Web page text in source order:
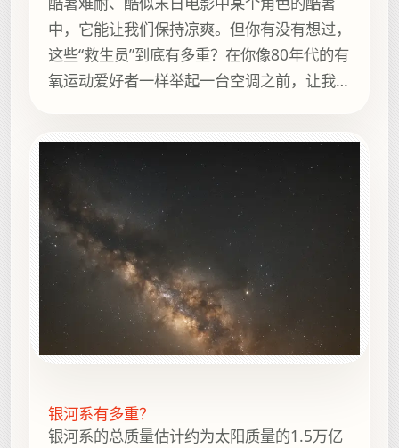
中，它能让我们保持凉爽。但你有没有想过，
这些“救生员”到底有多重？在你像80年代的有
氧运动爱好者一样举起一台空调之前，让我们
银河系有多重？
银河系的总质量估计约为太阳质量的1.5万亿